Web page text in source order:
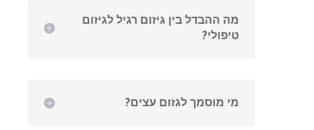
מה ההבדל בין גיזום רגיל לגיזום
טיפולי?
מי מוסמך לגזום עצים?